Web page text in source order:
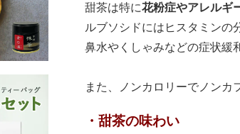
甜茶は特に花粉症やアレルギ
ルブソシドにはヒスタミンの
鼻水やくしゃみなどの症状緩
また、ノンカロリーでノンカ
・甜茶の味わい